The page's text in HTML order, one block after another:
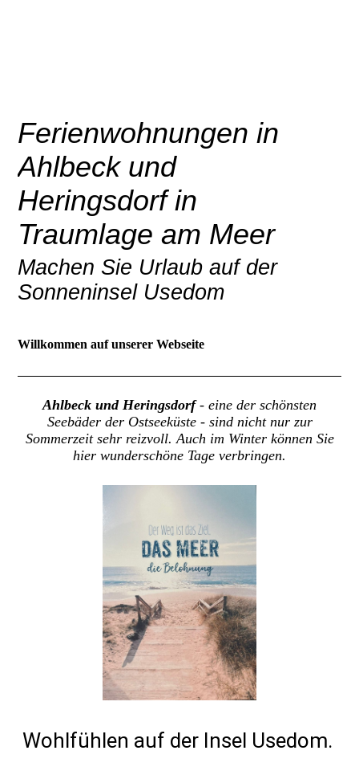
Ferienwohnungen in
Ahlbeck und
Heringsdorf in
Traumlage am Meer
Machen Sie Urlaub auf der
Sonneninsel Usedom
Willkommen auf unserer Webseite
Ahlbeck und Heringsdorf- eine der schönsten
Seebäder der Ostseeküste - sind nicht nur zur
Sommerzeit sehr reizvoll. Auch im Winter können Sie
hier wunderschöne Tage verbringen.
Wohlfühlen auf der Insel Usedom.